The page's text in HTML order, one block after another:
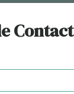
Contact